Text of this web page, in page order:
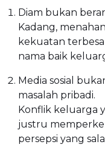
Diam bukan
Kadang,
kekuatan
nama baik
Media sosial
masalah pribadi.
Konflik keluarga
justru
persepsi yang